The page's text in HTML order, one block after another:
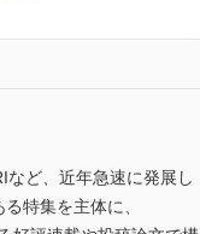
ど、近年急速に発展し
特集を主体に、